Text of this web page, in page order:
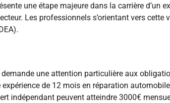
une étape majeure dans la carrière d’un
Les professionnels s’orientant vers
demande une attention particulière aux
de 12 mois en réparation
indépendant peuvent atteindre 3000€